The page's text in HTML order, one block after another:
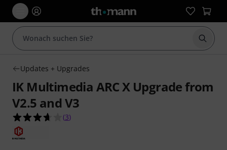
Suche
Updates + Upgrades
IK Multimedia ARC X Upgrade from
V2.5 and V3
3.7 von 5 Sternen aus 3 Kundenbewertungen
(3)